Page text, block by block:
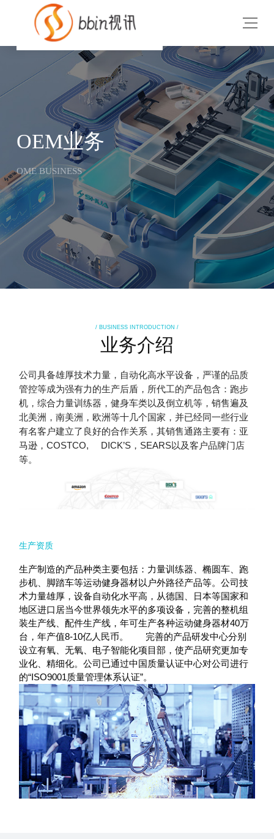
OEM业务
OME BUSINESS
/ BUSINESS INTRODUCTION /
业务介绍
公司具备雄厚技术力量，自动化高水平设备，严谨的品质
管控等成为强有力的生产后盾，所代工的产品包含：跑步
机，综合力量训练器，健身车类以及倒立机等，销售遍及
北美洲，南美洲，欧洲等十几个国家，并已经同一些行业
有名客户建立了良好的合作关系，其销售通路主要有：亚
马逊，COSTCO, DICK’S，SEARS以及客户品牌门店
等。
生产资质
生产制造的产品种类主要包括：力量训练器、椭圆车、跑
步机、脚踏车等运动健身器材以户外路径产品等。公司技
术力量雄厚，设备自动化水平高，从德国、日本等国家和
地区进口居当今世界领先水平的多项设备，完善的整机组
装生产线、配件生产线，年可生产各种运动健身器材40万
台，年产值8-10亿人民币。 完善的产品研发中心分别
设立有氧、无氧、电子智能化项目部，使产品研究更加专
业化、精细化。公司已通过中国质量认证中心对公司进行
的“ISO9001质量管理体系认证”。